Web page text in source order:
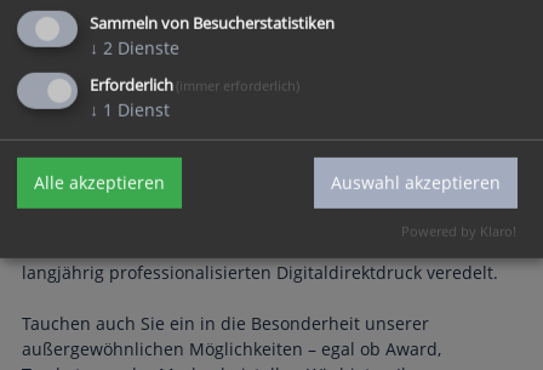
Ein echter Trendsetter!
Nachhaltig und einzigartig präsentiert sich dieser Marken-
Holzscheibe wurde die Vorderseite mit Dealtext in unserem
langjährig professionalisierten Digitaldirektdruck veredelt.
Tauchen auch Sie ein in die Besonderheit unserer
außergewöhnlichen Möglichkeiten – egal ob Award,
Sammeln von Besucherstatistiken
↓ 2 Dienste
Erforderlich (immer erforderlich)
↓ 1 Dienst
Auswahl akzeptieren
Alle akzeptieren
Powered by Klaro!